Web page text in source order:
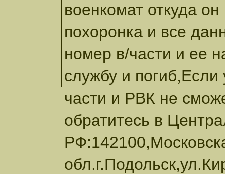
военкомат откуда
похоронка и все
номер в/части и ее
службу и
части и РВК не
обратитесь в